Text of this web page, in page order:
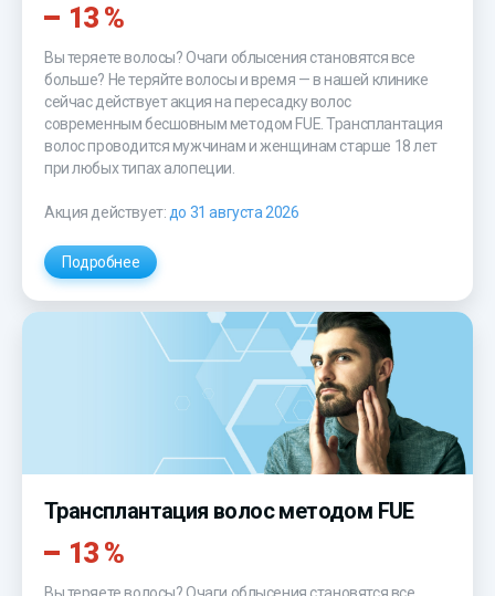
13 %
Вы теряете волосы? Очаги облысения становятся все
больше? Не теряйте волосы и время — в нашей клинике
сейчас действует акция на пересадку волос
современным бесшовным методом FUE. Трансплантация
волос проводится мужчинам и женщинам старше 18 лет
при любых типах алопеции.
Акция действует: до 31 августа 2026
Подробнее
Трансплантация волос методом FUE
13 %
Вы теряете волосы? Очаги облысения становятся все